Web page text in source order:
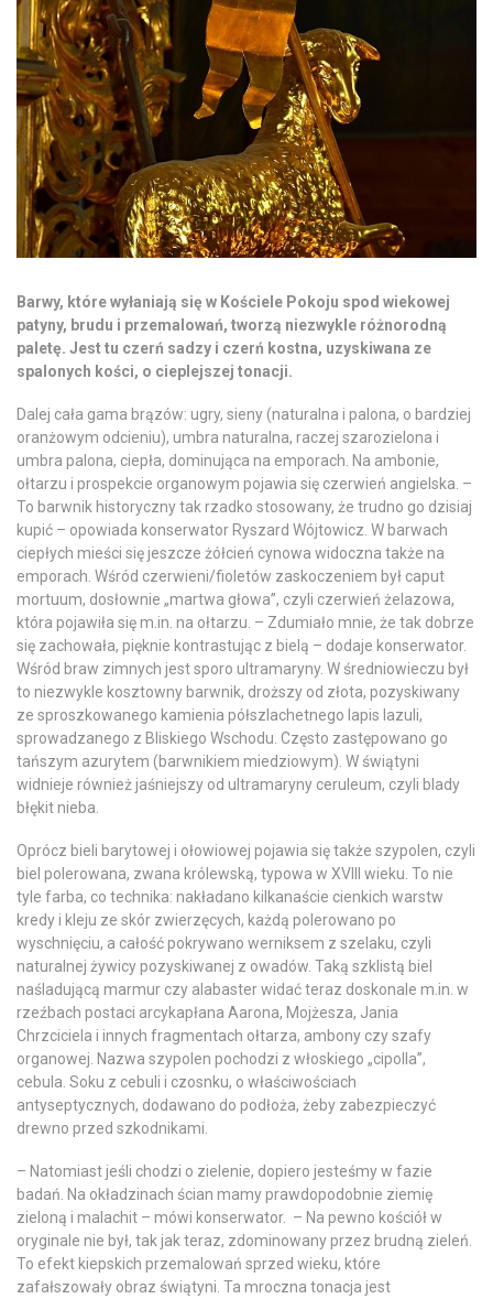
Barwy, które wyłaniają się w Kościele Pokoju spod wiekowej
patyny, brudu i przemalowań, tworzą niezwykle różnorodną
paletę. Jest tu czerń sadzy i czerń kostna, uzyskiwana ze
spalonych kości, o cieplejszej tonacji.
Dalej cała gama brązów: ugry, sieny (naturalna i palona, o bardziej
oranżowym odcieniu), umbra naturalna, raczej szarozielona i
umbra palona, ciepła, dominująca na emporach. Na ambonie,
ołtarzu i prospekcie organowym pojawia się czerwień angielska. –
To barwnik historyczny tak rzadko stosowany, że trudno go dzisiaj
kupić – opowiada konserwator Ryszard Wójtowicz. W barwach
ciepłych mieści się jeszcze żółcień cynowa widoczna także na
emporach. Wśród czerwieni/fioletów zaskoczeniem był caput
mortuum, dosłownie „martwa głowa”, czyli czerwień żelazowa,
która pojawiła się m.in. na ołtarzu. – Zdumiało mnie, że tak dobrze
się zachowała, pięknie kontrastując z bielą – dodaje konserwator.
Wśród braw zimnych jest sporo ultramaryny. W średniowieczu był
to niezwykle kosztowny barwnik, droższy od złota, pozyskiwany
ze sproszkowanego kamienia półszlachetnego lapis lazuli,
sprowadzanego z Bliskiego Wschodu. Często zastępowano go
tańszym azurytem (barwnikiem miedziowym). W świątyni
widnieje również jaśniejszy od ultramaryny ceruleum, czyli blady
błękit nieba.
Oprócz bieli barytowej i ołowiowej pojawia się także szypolen, czyli
biel polerowana, zwana królewską, typowa w XVIII wieku. To nie
tyle farba, co technika: nakładano kilkanaście cienkich warstw
kredy i kleju ze skór zwierzęcych, każdą polerowano po
wyschnięciu, a całość pokrywano werniksem z szelaku, czyli
naturalnej żywicy pozyskiwanej z owadów. Taką szklistą biel
naśladującą marmur czy alabaster widać teraz doskonale m.in. w
rzeźbach postaci arcykapłana Aarona, Mojżesza, Jania
Chrzciciela i innych fragmentach ołtarza, ambony czy szafy
organowej. Nazwa szypolen pochodzi z włoskiego „cipolla”,
cebula. Soku z cebuli i czosnku, o właściwościach
antyseptycznych, dodawano do podłoża, żeby zabezpieczyć
drewno przed szkodnikami.
– Natomiast jeśli chodzi o zielenie, dopiero jesteśmy w fazie
badań. Na okładzinach ścian mamy prawdopodobnie ziemię
zieloną i malachit – mówi konserwator. – Na pewno kościół w
oryginale nie był, tak jak teraz, zdominowany przez brudną zieleń.
To efekt kiepskich przemalowań sprzed wieku, które
zafałszowały obraz świątyni. Ta mroczna tonacja jest